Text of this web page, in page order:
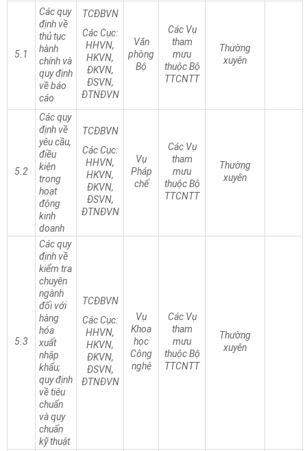
5.1
Các quy
định về
thủ tục
hành
chính và
quy định
về báo
cáo
TCĐBVN
Các Cục:
HHVN,
HKVN,
ĐKVN,
ĐSVN,
ĐTNĐVN
Văn
phòng
Bộ
Các Vụ
tham
mưu
thuộc Bộ
TTCNTT
Thường
xuyên
5.2
Các quy
định về
yêu cầu,
điều
kiện
trong
hoạt
động
kinh
doanh
TCĐBVN
Các Cục:
HHVN,
HKVN,
ĐKVN,
ĐSVN,
ĐTNĐVN
Vụ
Pháp
chế
Các Vụ
tham
mưu
thuộc Bộ
TTCNTT
Thường
xuyên
5.3
Các quy
định về
kiểm tra
chuyên
ngành
đối với
hàng
hóa
xuất
nhập
khẩu;
quy định
về tiêu
chuẩn
và quy
chuẩn
kỹ thuật
TCĐBVN
Các Cục:
HHVN,
HKVN,
ĐKVN,
ĐSVN,
ĐTNĐVN
Vụ
Khoa
học
Công
nghệ
Các Vụ
tham
mưu
thuộc Bộ
TTCNTT
Thường
xuyên